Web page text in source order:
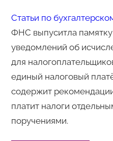
Статьи по
ФНС выпуситла
уведомлений об
для
единый налоговый
содержит
платит налоги
поручениями.